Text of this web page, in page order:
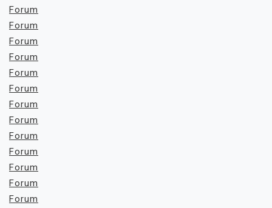
Forum
Forum
Forum
Forum
Forum
Forum
Forum
Forum
Forum
Forum
Forum
Forum
Forum